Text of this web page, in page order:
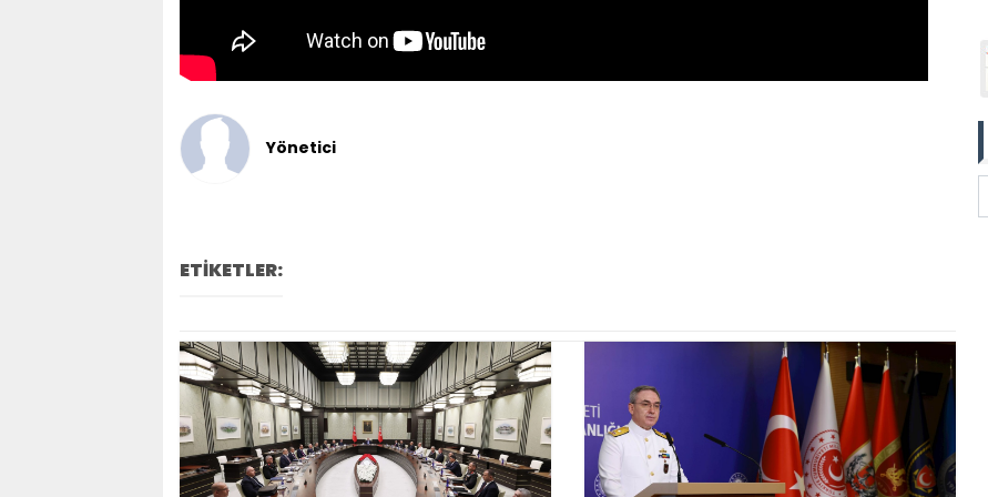
Yönetici
ETİKETLER: